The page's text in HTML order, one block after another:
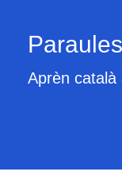
Aprèn català